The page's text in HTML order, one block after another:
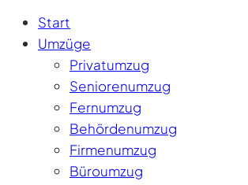
Start
Umzüge
Privatumzug
Seniorenumzug
Fernumzug
Behördenumzug
Firmenumzug
Büroumzug